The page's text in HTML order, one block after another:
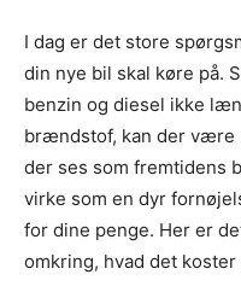
I dag er det store
din nye bil skal køre på.
benzin og diesel ikke
brændstof, kan der være
der ses som fremtidens
virke som en dyr
for dine penge. Her er
omkring, hvad det